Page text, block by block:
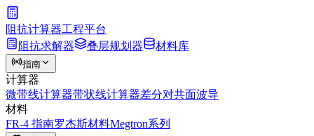
阻抗计算器工程平台
阻抗求解器
叠层规划器 材料库
指南
计算器
微带线计算器带状线计算器差分对共面波导
材料
FR-4 指南罗杰斯材料Megtron系列